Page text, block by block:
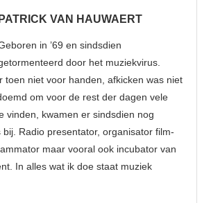
PATRICK VAN HAUWAERT
in ’69 en sindsdien
door het muziekvirus.
toen niet voor handen, afkicken was niet
om voor de rest der dagen vele
vinden, kwamen er sindsdien nog
bij. Radio presentator, organisator film-
maar vooral ook incubator van
In alles wat ik doe staat muziek